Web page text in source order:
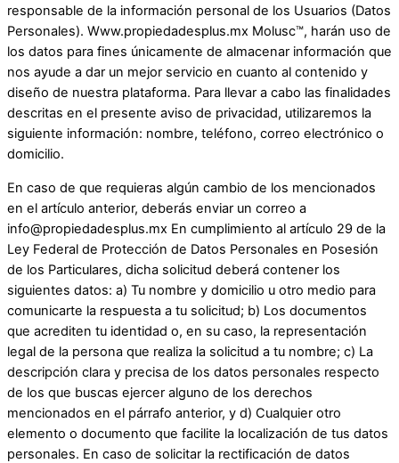
responsable de la información personal de los Usuarios (Datos
Personales). Www.propiedadesplus.mx Molusc™, harán uso de
los datos para fines únicamente de almacenar información que
nos ayude a dar un mejor servicio en cuanto al contenido y
diseño de nuestra plataforma. Para llevar a cabo las finalidades
descritas en el presente aviso de privacidad, utilizaremos la
siguiente información: nombre, teléfono, correo electrónico o
domicilio.
En caso de que requieras algún cambio de los mencionados
en el artículo anterior, deberás enviar un correo a
info@propiedadesplus.mx En cumplimiento al artículo 29 de la
Ley Federal de Protección de Datos Personales en Posesión
de los Particulares, dicha solicitud deberá contener los
siguientes datos: a) Tu nombre y domicilio u otro medio para
comunicarte la respuesta a tu solicitud; b) Los documentos
que acrediten tu identidad o, en su caso, la representación
legal de la persona que realiza la solicitud a tu nombre; c) La
descripción clara y precisa de los datos personales respecto
de los que buscas ejercer alguno de los derechos
mencionados en el párrafo anterior, y d) Cualquier otro
elemento o documento que facilite la localización de tus datos
personales. En caso de solicitar la rectificación de datos